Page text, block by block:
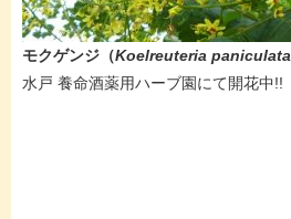
モクゲンジ（Koelreuteria paniculata
水戸 養命酒薬用ハーブ園にて開花中!!